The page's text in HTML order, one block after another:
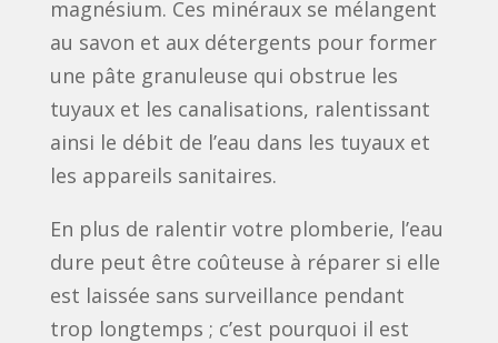
magnésium. Ces minéraux se mélangent
au savon et aux détergents pour former
une pâte granuleuse qui obstrue les
tuyaux et les canalisations, ralentissant
ainsi le débit de l’eau dans les tuyaux et
les appareils sanitaires.
En plus de ralentir votre plomberie, l’eau
dure peut être coûteuse à réparer si elle
est laissée sans surveillance pendant
trop longtemps ; c’est pourquoi il est